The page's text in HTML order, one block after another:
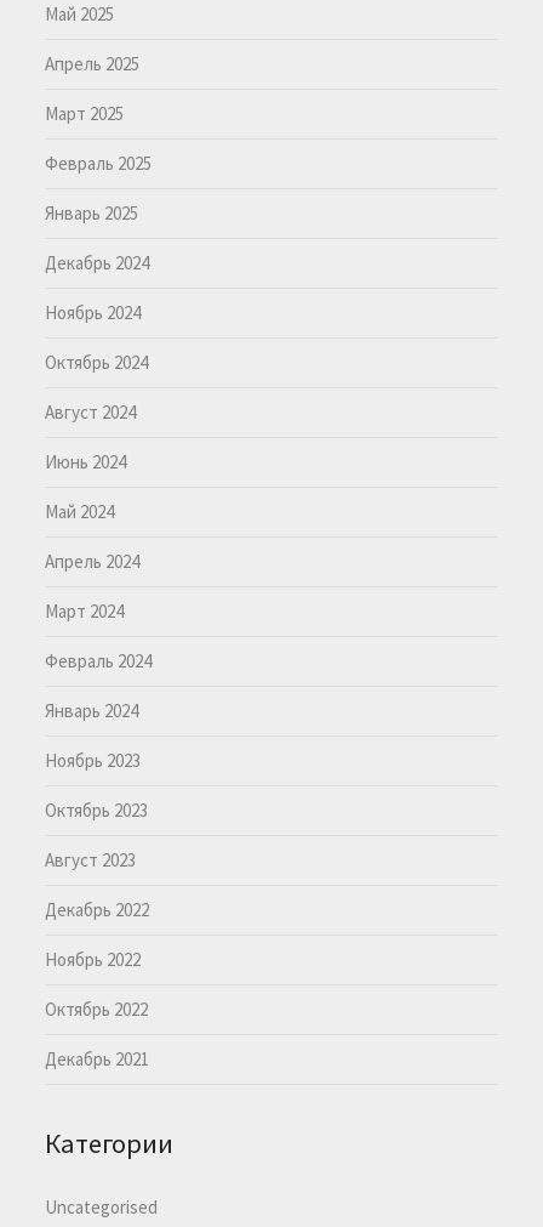
Май 2025
Апрель 2025
Март 2025
Февраль 2025
Январь 2025
Декабрь 2024
Ноябрь 2024
Октябрь 2024
Август 2024
Июнь 2024
Май 2024
Апрель 2024
Март 2024
Февраль 2024
Январь 2024
Ноябрь 2023
Октябрь 2023
Август 2023
Декабрь 2022
Ноябрь 2022
Октябрь 2022
Декабрь 2021
Категории
Uncategorised